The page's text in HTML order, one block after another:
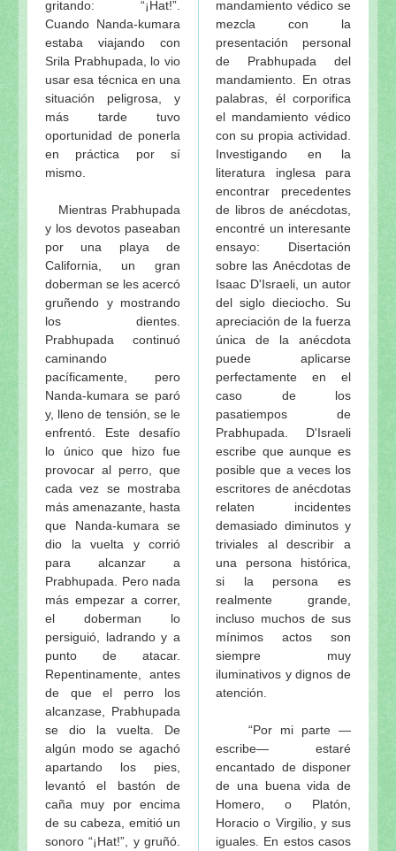
Los peligros de desviarse de las instrucciones del
El significado del Vyasa-Puja de Srila Prabhupada
Srila Prabhupada dijo
Quien no sigue al guru tal como debe ser no puede
Pasatiempos de Srila Prabhupada: La primera
El néctar de Prabhupada (Serie de entregas)
Srila Prabhupada uvaca: No hay dificutad para que
Srila Prabhupada uvacha
"La esencia de la prédica de la Conciencia de
(22 Junio 1951)
Instrucciones de Srila Prabhupada...
Memorias e instrucciones de Srila Prabhupada
Prabhupada uvaca: ¿Quién es guru y cómo
Srila Prabhupada uvaca: Anavrttih
La nefasta civilización moderna: citas de Srila
Srila Prabhupada-lila… y un testimonio personal
Srila Prabhupada uvaca: Sobre la vida sexual y su
Visión y Plan Maestro para ISKCON Vrindavana
Visuddha-sattva Das - INDICE de NOTAS
gritando: “¡Hat!”.
Cuando Nanda-kumara
estaba viajando con
Srila Prabhupada, lo vio
usar esa técnica en una
situación peligrosa, y
más tarde tuvo
oportunidad de ponerla
en práctica por sí
mismo.
Mientras Prabhupada
y los devotos paseaban
por una playa de
California, un gran
doberman se les acercó
gruñendo y mostrando
los dientes.
Prabhupada continuó
caminando
pacíficamente, pero
Nanda-kumara se paró
y, lleno de tensión, se le
enfrentó. Este desafío
lo único que hizo fue
provocar al perro, que
cada vez se mostraba
más amenazante, hasta
que Nanda-kumara se
dio la vuelta y corrió
para alcanzar a
Prabhupada. Pero nada
más empezar a correr,
el doberman lo
persiguió, ladrando y a
punto de atacar.
Repentinamente, antes
de que el perro los
alcanzase, Prabhupada
se dio la vuelta. De
algún modo se agachó
apartando los pies,
levantó el bastón de
caña muy por encima
de su cabeza, emitió un
sonoro “¡Hat!”, y gruñó.
mandamiento védico se
mezcla con la
presentación personal
de Prabhupada del
mandamiento. En otras
palabras, él corporifica
el mandamiento védico
con su propia actividad.
Investigando en la
literatura inglesa para
encontrar precedentes
de libros de anécdotas,
encontré un interesante
ensayo: Disertación
sobre las Anécdotas de
Isaac D'Israeli, un autor
del siglo dieciocho. Su
apreciación de la fuerza
única de la anécdota
puede aplicarse
perfectamente en el
caso de los
pasatiempos de
Prabhupada. D'Israeli
escribe que aunque es
posible que a veces los
escritores de anécdotas
relaten incidentes
demasiado diminutos y
triviales al describir a
una persona histórica,
si la persona es
realmente grande,
incluso muchos de sus
mínimos actos son
siempre muy
iluminativos y dignos de
atención.
“Por mi parte —
escribe— estaré
encantado de disponer
de una buena vida de
Homero, o Platón,
Horacio o Virgilio, y sus
iguales. En estos casos